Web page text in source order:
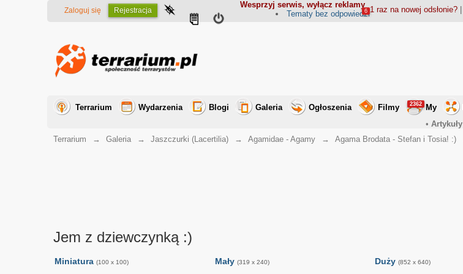
Wesprzyj serwis, wyłącz reklamy
Zaloguj się Rejestracja 1 raz na nowej odsłonie?|
Tematy bez odpowiedzi
6
Terrarium Wydarzenia Blogi Galeria Ogłoszenia Filmy My
2362
• Artykuły
Terrarium
→ Galeria → Jaszczurki (Lacertilia) → Agamidae - Agamy → Agama Brodata - Stefan i Tosia! :)
Jem z dziewczynką :)
Miniatura (100 x 100) Mały (319 x 240) Duży (852 x 640)